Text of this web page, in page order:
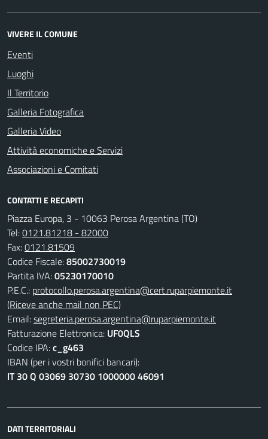
VIVERE IL COMUNE
Eventi
Luoghi
Il Territorio
Galleria Fotografica
Galleria Video
Attività economiche e Servizi
Associazioni e Comitati
CONTATTI E RECAPITI
Piazza Europa, 3 - 10063 Perosa Argentina (TO)
Tel:0121.81218 - 82000
Fax:0121.81509
Codice Fiscale:85002730019
Partita IVA:05230170010
P.E.C.: protocollo.perosa.argentina@cert.ruparpiemonte.it
(Riceve anche mail non PEC)
Email:segreteria.perosa.argentina@ruparpiemonte.it
Fatturazione Elettronica: UF0QLS
Codice IPA:c_g463
IBAN (per i vostri bonifici bancari):
IT 30 Q 03069 30730 1000000 46091
DATI TERRITORIALI